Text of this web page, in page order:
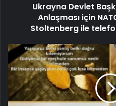
Ukrayna Devlet
Anlaşması için
Stoltenberg ile